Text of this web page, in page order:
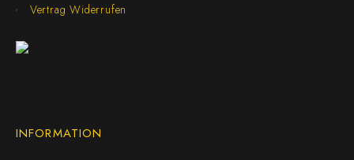
Vertrag Widerrufen
INFORMATION